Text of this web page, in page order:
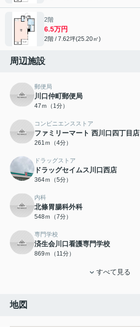
2階
6.5万円
2階 / 7.62坪(25.20㎡)
周辺施設
郵便局
川口仲町郵便局
47ｍ（1分）
コンビニエンスストア
ファミリーマート 西川口四丁目店
261ｍ（4分）
ドラッグストア
ドラッグセイムス川口西店
364ｍ（5分）
内科
北條胃腸科外科
548ｍ（7分）
専門学校
済生会川口看護専門学校
869ｍ（11分）
すべて見る
地図